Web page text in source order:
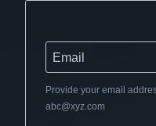
Provide your email
abc@xyz.com